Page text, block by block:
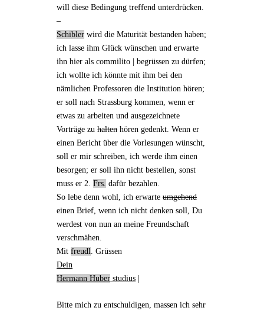
will diese Bedingung treffend unterdrücken.
–
Schibler wird dieMaturität bestanden haben;
ich lasse ihm Glück wünschen und erwarte
ihn hier alscommilito | begrüssen zu dürfen;
ich wollte ich könnte mit ihm bei den
nämlichen Professoren die Institution hören;
er sollnach Strassburg kommen , wenn er
etwas zu arbeiten und ausgezeichnete
Vorträge zuhaltenhören gedenkt. Wenn er
einen Bericht über die Vorlesungen wünscht,
soll er mir schreiben, ich werde ihm einen
besorgen; er soll ihn nicht bestellen, sonst
muss er 2.Frs. dafür bezahlen.
So lebe denn wohl, ich erwarteumgehend
einen Brief, wenn ich nicht denken soll, Du
werdest von nun an meine Freundschaft
verschmähen
Mitfreudl
. Grüssen
Dein
Hermann Huber studius
Bitte mich zu entschuldigen, massen ich sehr